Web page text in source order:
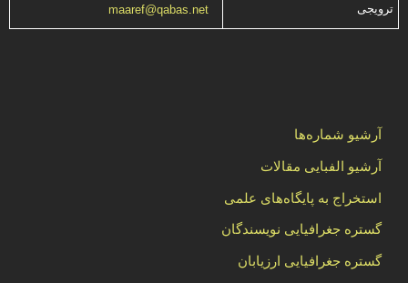
ترویجی
maaref@qabas.net
آرشیو شماره‌ها
آرشیو الفبایی مقالات
استخراج به پایگاه‌های علمی
گستره جغرافیایی نویسندگان
گستره جغرافیایی ارزیابان